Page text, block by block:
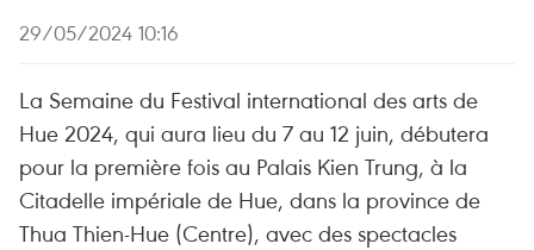
29/05/2024 10:16
La Semaine du Festival international des arts de
Hue 2024, qui aura lieu du 7 au 12 juin, débutera
pour la première fois au Palais Kien Trung, à la
Citadelle impériale de Hue, dans la province de
Thua Thien-Hue (Centre), avec des spectacles